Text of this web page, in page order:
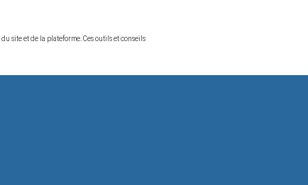
du site et de la plateforme. Ces outils et conseils